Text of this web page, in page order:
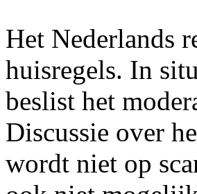
Het Nederlands
huisregels. In
beslist het
Discussie over
wordt niet op